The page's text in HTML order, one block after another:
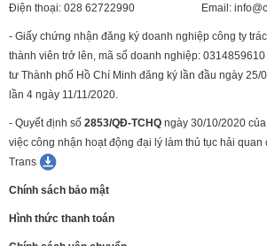
Điện thoại: 028 62722990 Email:
- Giấy chứng nhận đăng ký doanh nghiệp công ty
thành viên trở lên, mã số doanh nghiệp:
tư Thành phố Hồ Chí Minh đăng ký lần đầu ngày 25/
lần 4 ngày 11/11/2020.
- Quyết định số 2853/QĐ-TCHQ ngày 30/10/2020
việc công nhận hoạt động đại lý làm thủ tục hải quan
Trans
Chính sách bảo mật
Hình thức thanh toán